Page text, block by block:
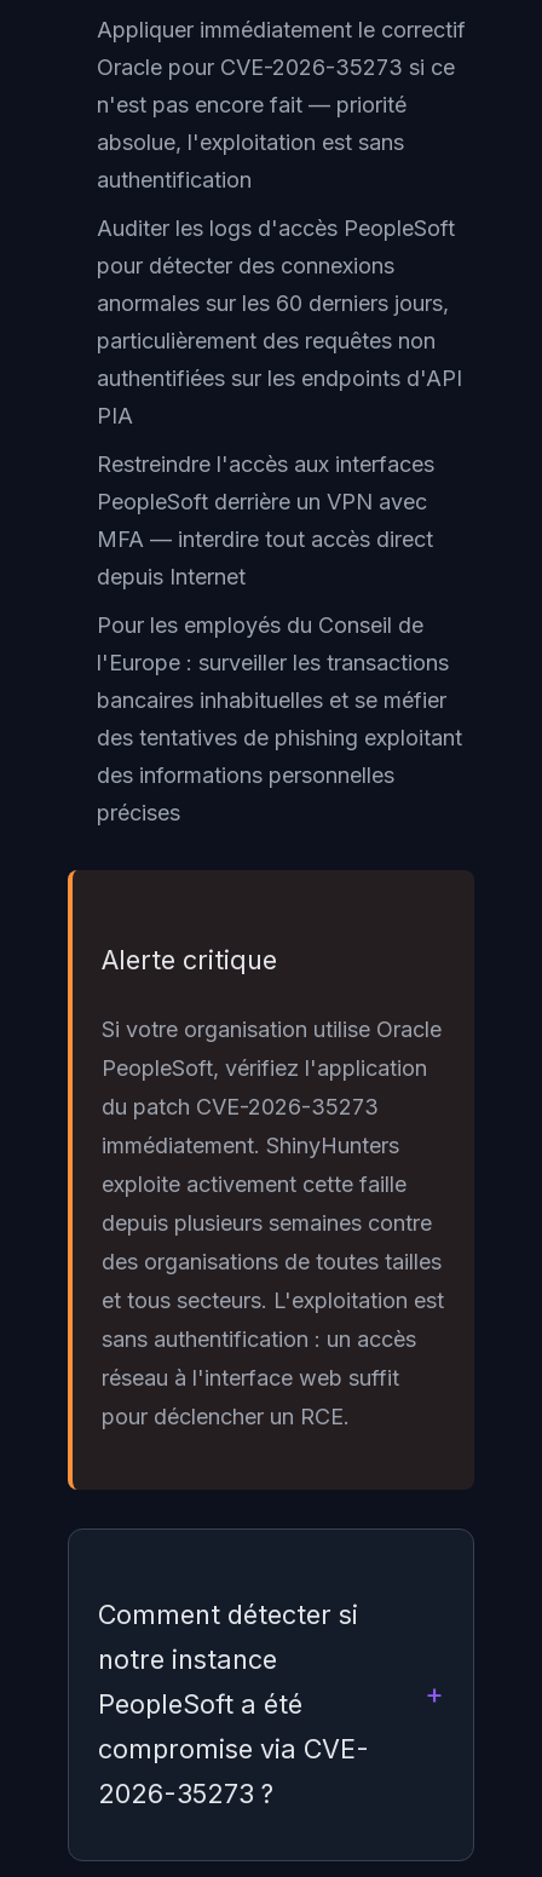
Appliquer immédiatement le correctif
Oracle pour CVE-2026-35273 si ce
n'est pas encore fait — priorité
absolue, l'exploitation est sans
authentification
Auditer les logs d'accès PeopleSoft
pour détecter des connexions
anormales sur les 60 derniers jours,
particulièrement des requêtes non
authentifiées sur les endpoints d'API
PIA
Restreindre l'accès aux interfaces
PeopleSoft derrière un VPN avec
MFA — interdire tout accès direct
depuis Internet
Pour les employés du Conseil de
l'Europe : surveiller les transactions
bancaires inhabituelles et se méfier
des tentatives de phishing exploitant
des informations personnelles
précises
Alerte critique
Si votre organisation utilise Oracle
PeopleSoft, vérifiez l'application
du patch CVE-2026-35273
immédiatement. ShinyHunters
exploite activement cette faille
depuis plusieurs semaines contre
des organisations de toutes tailles
et tous secteurs. L'exploitation est
sans authentification : un accès
réseau à l'interface web suffit
pour déclencher un RCE.
Comment détecter si
notre instance
PeopleSoft a été
compromise via CVE-
2026-35273 ?